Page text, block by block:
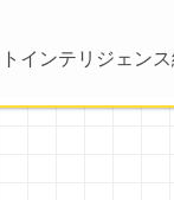
インテリジェン